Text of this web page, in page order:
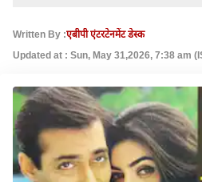
Written By :एबीपी एंटरटेनमेंट डेस्क
Updated at : Sun, May 31,2026, 7:38 am